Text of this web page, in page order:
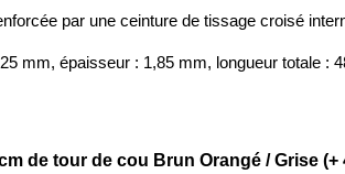
par une ceinture de tissage croisé
mm, épaisseur : 1,85 mm, longueur totale :
de tour de cou Brun Orangé / Grise (+